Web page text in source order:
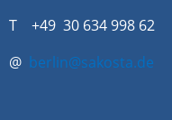
T +49 30 634 998 62
@ berlin@sakosta.de